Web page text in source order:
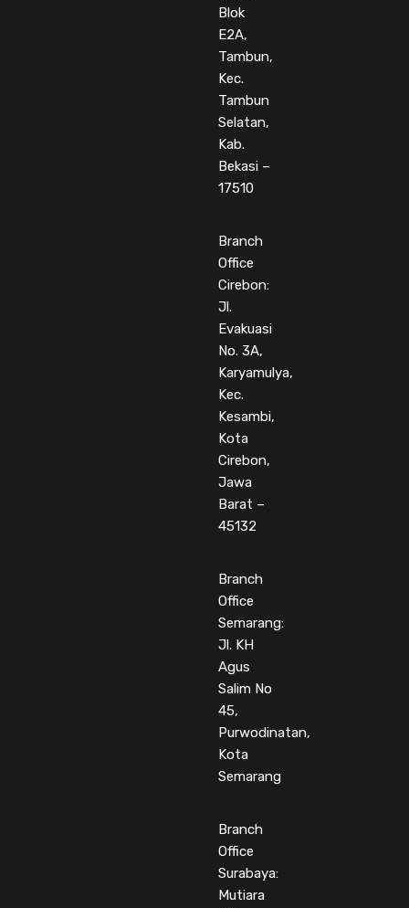
Blok
E2A,
Tambun,
Kec.
Tambun
Selatan,
Kab.
Bekasi –
17510
Branch
Office
Cirebon:
Jl.
Evakuasi
No. 3A,
Karyamulya,
Kec.
Kesambi,
Kota
Cirebon,
Jawa
Barat –
45132
Branch
Office
Semarang:
Jl. KH
Agus
Salim No
45,
Purwodinatan,
Kota
Semarang
Branch
Office
Surabaya:
Mutiara